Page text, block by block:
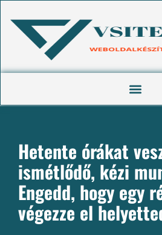
Hetente órákat
ismétlődő, kézi
Engedd, hogy egy
végezze el